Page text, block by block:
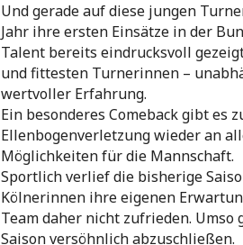
Und gerade auf diese jungen
Jahr ihre ersten Einsätze in der
Talent bereits eindrucksvoll
und fittesten Turnerinnen –
wertvoller Erfahrung.
Ein besonderes Comeback gibt es
Ellenbogenverletzung wieder an
Möglichkeiten für die Mannschaft.
Sportlich verlief die bisherige
Kölnerinnen ihre eigenen
Team daher nicht zufrieden.
Saison versöhnlich abzuschließen.